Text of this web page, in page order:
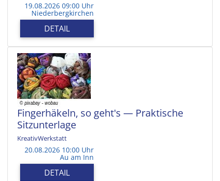
19.08.2026 09:00 Uhr
Niederbergkirchen
DETAIL
Fingerhäkeln, so geht's — Praktische
Sitzunterlage
KreativWerkstatt
20.08.2026 10:00 Uhr
Au am Inn
DETAIL